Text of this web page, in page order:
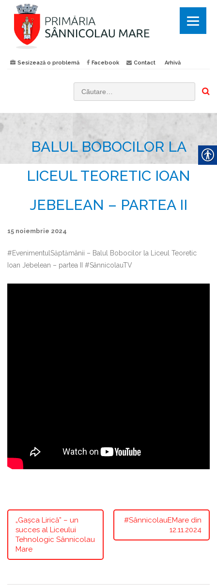
Sesizează o problemă Facebook Contact Arhivă
BALUL BOBOCILOR LA
LICEUL TEORETIC IOAN
JEBELEAN – PARTEA II
15 noiembrie 2024
#EvenimentulSăptămânii – Balul Bobocilor la Liceul Teoretic
Ioan Jebelean – partea II #SânnicolauTV
„Gașca Lirică” – un
succes al Liceului
Tehnologic Sânnicolau
Mare
#SânnicolauEMare din
12.11.2024